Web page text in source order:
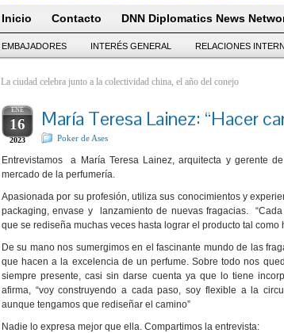
Inicio Contacto DNN Diplomatics News
EMBAJADORES INTERÉS GENERAL RELACIONES
La ciudad celebra junto a la colectividad china, el año del conejo
ENE
16
2023
María Teresa Lainez: “Hacer
Poker de Ases
Entrevistamos a María Teresa Lainez, arquitecta y gerente
mercado de la perfumería.
Apasionada por su profesión, utiliza sus conocimientos y
packaging, envase y lanzamiento de nuevas fragacias.
que se rediseña muchas veces hasta lograr el producto tal como
De su mano nos sumergimos en el fascinante mundo de las
que hacen a la excelencia de un perfume. Sobre todo nos
siempre presente, casi sin darse cuenta ya que lo tiene
afirma, “voy construyendo a cada paso, soy flexible a la
aunque tengamos que rediseñar el camino”
Nadie lo expresa mejor que ella. Compartimos la entrevista: